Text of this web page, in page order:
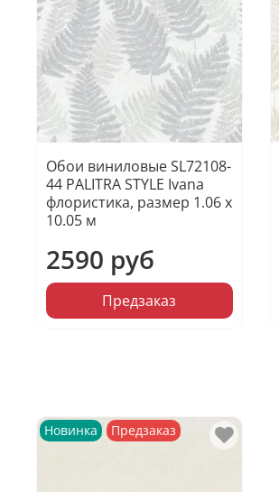
Обои виниловые SL72108-
44 PALITRA STYLE Ivana
флористика, размер 1.06 х
10.05 м
2590 руб
Предзаказ
Новинка Предзаказ